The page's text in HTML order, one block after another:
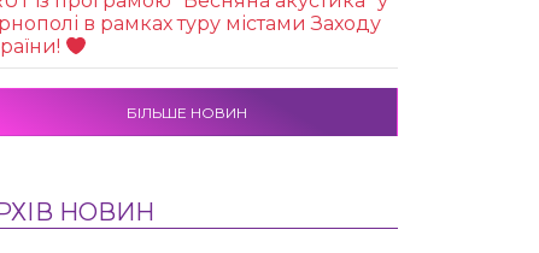
в рамках туру містами Заходу
БІЛЬШЕ НОВИН
НОВИН